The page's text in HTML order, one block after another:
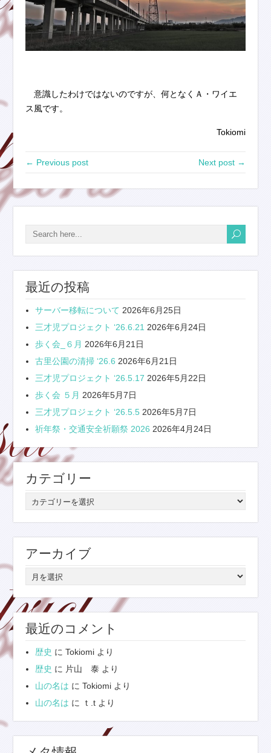
意識したわけではないのですが、何となくＡ・ワイエ
ス風です。
Tokiomi
← Previous post Next post →
最近の投稿
サーバー移転について 2026年6月25日
三才児プロジェクト ‘26.6.21 2026年6月24日
歩く会_６月 2026年6月21日
古里公園の清掃 ‘26.6 2026年6月21日
三才児プロジェクト ‘26.5.17 2026年5月22日
歩く会 ５月 2026年5月7日
三才児プロジェクト ‘26.5.5 2026年5月7日
祈年祭・交通安全祈願祭 2026 2026年4月24日
カテゴリー
カ
テ
ゴ
リ
ー
アーカイブ
ア
ー
カ
イ
ブ
最近のコメント
歴史 にTokiomi より
歴史 に 片山 泰 より
山の名は にTokiomi より
山の名は に ｔ.t より